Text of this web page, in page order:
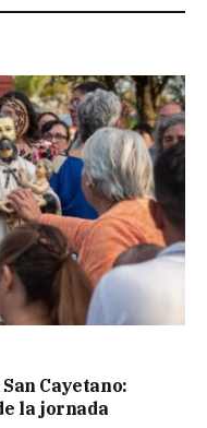
Cayetano:
la jornada